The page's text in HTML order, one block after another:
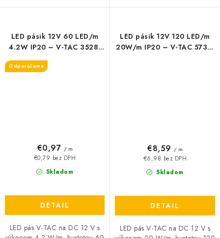
LED pásik 12V 60 LED/m
4.2W IP20 – V-TAC 3528,
3000K/4000K/6400K
Odporúčame
Skladom
€0,79 bez DPH
€0,97 / m
DETAIL
LED pás V-TAC na DC 12 V s
LED pásik 12V 120 LED/m
20W/m IP20 – V-TAC 5730,
Skladom
€6,98 bez DPH
€8,59 / m
DETAIL
LED pás V-TAC na DC 12 V s